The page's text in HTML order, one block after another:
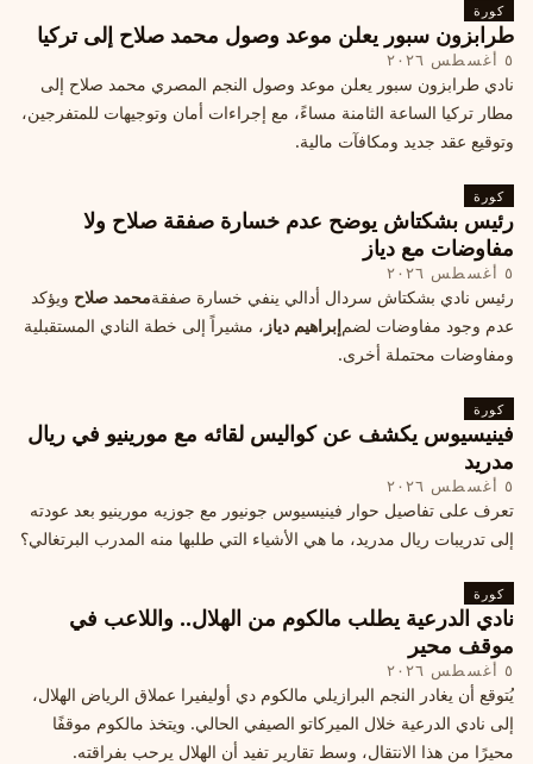
كورة
طرابزون سبور يعلن موعد وصول محمد صلاح إلى تركيا
٥ أغسطس ٢٠٢٦
نادي طرابزون سبور يعلن موعد وصول النجم المصري محمد صلاح إلى
مطار تركيا الساعة الثامنة مساءً، مع إجراءات أمان وتوجيهات للمتفرجين،
وتوقيع عقد جديد ومكافآت مالية.
كورة
رئيس بشكتاش يوضح عدم خسارة صفقة صلاح ولا
مفاوضات مع دياز
٥ أغسطس ٢٠٢٦
رئيس نادي بشكتاش سردال أدالي ينفي خسارة صفقةمحمد صلاح ويؤكد
عدم وجود مفاوضات لضمإبراهيم دياز ، مشيراً إلى خطة النادي المستقبلية
ومفاوضات محتملة أخرى.
كورة
فينيسيوس يكشف عن كواليس لقائه مع مورينيو في ريال
مدريد
٥ أغسطس ٢٠٢٦
تعرف على تفاصيل حوار فينيسيوس جونيور مع جوزيه مورينيو بعد عودته
إلى تدريبات ريال مدريد، ما هي الأشياء التي طلبها منه المدرب البرتغالي؟
كورة
نادي الدرعية يطلب مالكوم من الهلال.. واللاعب في
موقف محير
٥ أغسطس ٢٠٢٦
يُتوقع أن يغادر النجم البرازيلي مالكوم دي أوليفيرا عملاق الرياض الهلال،
إلى نادي الدرعية خلال الميركاتو الصيفي الحالي. ويتخذ مالكوم موقفًا
محيرًا من هذا الانتقال، وسط تقارير تفيد أن الهلال يرحب بفراقته.